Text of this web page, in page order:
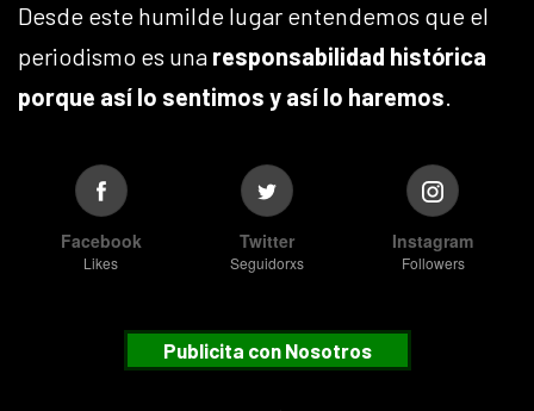
Desde este humilde lugar entendemos que el
periodismo es una responsabilidad histórica
porque así lo sentimos y así lo haremos.
Facebook
Likes
Twitter
Seguidorxs
Instagram
Followers
Publicita con Nosotros